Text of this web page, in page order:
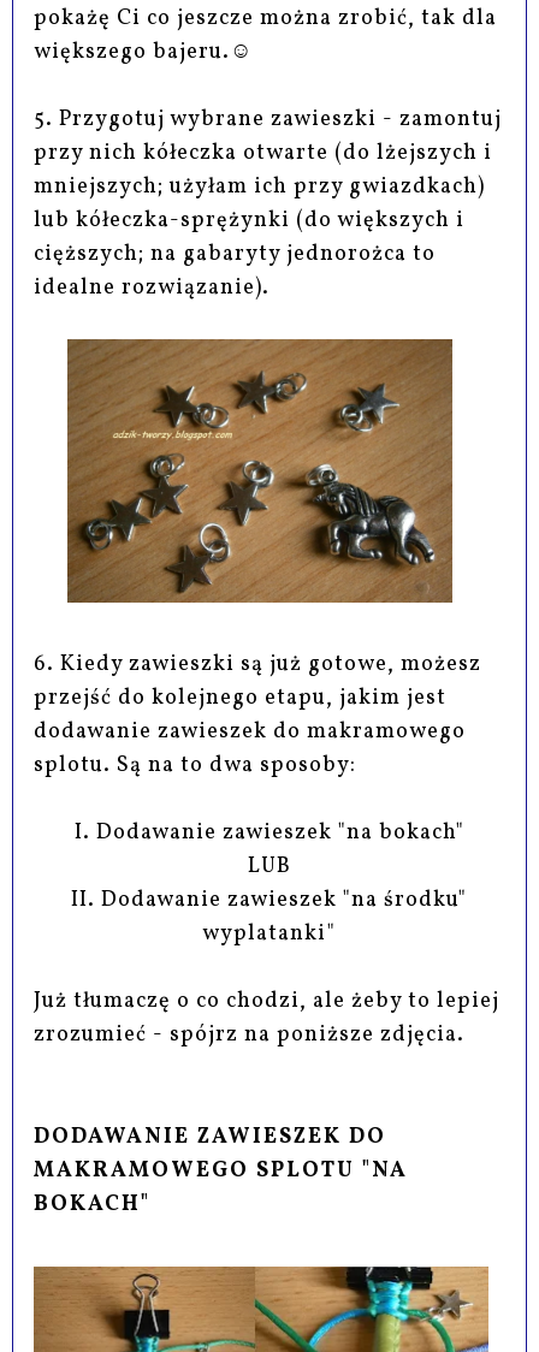
pokażę Ci co jeszcze można zrobić, tak dla
większego bajeru.☺
5. Przygotuj wybrane zawieszki - zamontuj
przy nich kółeczka otwarte (do lżejszych i
mniejszych; użyłam ich przy gwiazdkach)
lub kółeczka-sprężynki (do większych i
cięższych; na gabaryty jednorożca to
idealne rozwiązanie).
6. Kiedy zawieszki są już gotowe, możesz
przejść do kolejnego etapu, jakim jest
dodawanie zawieszek do makramowego
splotu. Są na to dwa sposoby:
I. Dodawanie zawieszek "na bokach"
LUB
II. Dodawanie zawieszek "na środku"
wyplatanki"
Już tłumaczę o co chodzi, ale żeby to lepiej
zrozumieć - spójrz na poniższe zdjęcia.
DODAWANIE ZAWIESZEK DO
MAKRAMOWEGO SPLOTU "NA
BOKACH"